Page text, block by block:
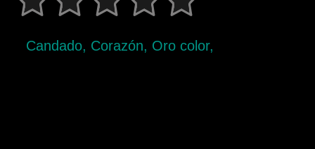
Candado, Corazón, Oro color,